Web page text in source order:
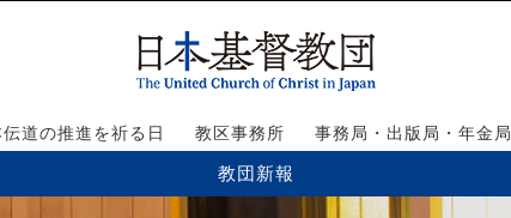
伝道の推進を祈る日 教区事務所 事務局・出版局・年金局
教団新報